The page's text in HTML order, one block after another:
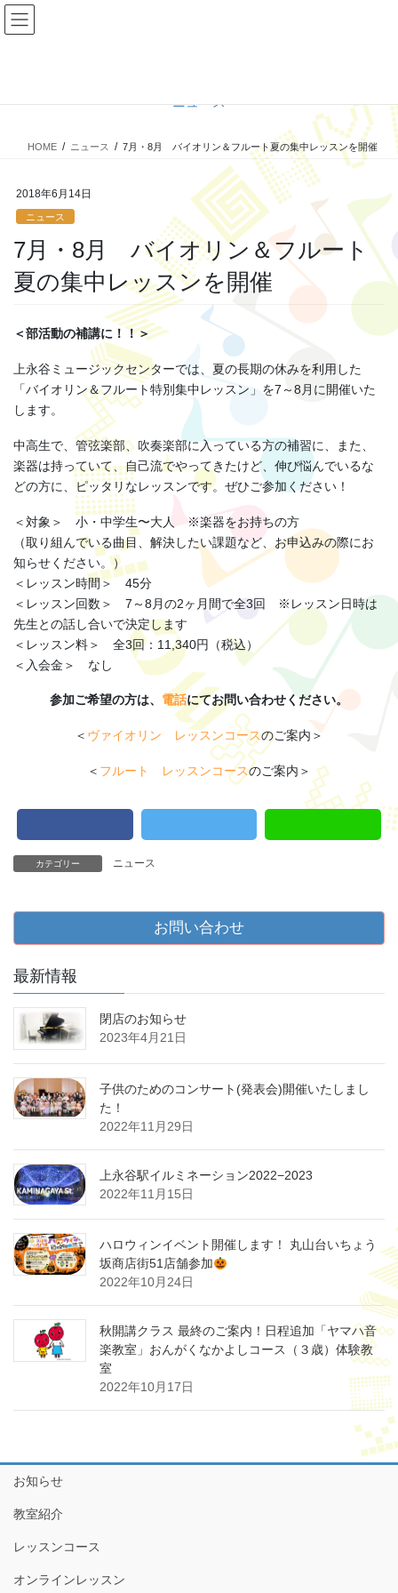
コ
ン
へ
ナ
ビ
ョ
ニュース
HOME ニュース 7月・8月 バイオリン＆フルート夏の集中レッスンを開催
2018年6月14日
ニュース
7月・8月 バイオリン＆フルート
夏の集中レッスンを開催
＜部活動の補講に！！＞
上永谷ミュージックセンターでは、夏の長期の休みを利用した
「バイオリン＆フルート特別集中レッスン」を7～8月に開催いた
します。
中高生で、管弦楽部、吹奏楽部に入っている方の補習に、また、
楽器は持っていて、自己流でやってきたけど、伸び悩んでいるな
どの方に、ピッタリなレッスンです。ぜひご参加ください！
＜対象＞ 小・中学生〜大人 ※楽器をお持ちの方
（取り組んでいる曲目、解決したい課題など、お申込みの際にお
知らせください。）
＜レッスン時間＞ 45分
＜レッスン回数＞ 7～8月の2ヶ月間で全3回 ※レッスン日時は
先生との話し合いで決定します
＜レッスン料＞ 全3回：11,340円（税込）
＜入会金＞ なし
参加ご希望の方は、 電話にてお問い合わせください。
＜ ヴァイオリン レッスンコースのご案内＞
＜ フルート レッスンコースのご案内＞
カテゴリー ニュース
お問い合わせ
最新情報
閉店のお知らせ
2023年4月21日
子供のためのコンサート(発表会)開催いたしまし
た！
2022年11月29日
上永谷駅イルミネーション2022−2023
2022年11月15日
ハロウィンイベント開催します！ 丸山台いちょう
坂商店街51店舗参加
2022年10月24日
秋開講クラス 最終のご案内！日程追加「ヤマハ音
楽教室」おんがくなかよしコース（３歳）体験教
室
2022年10月17日
お知らせ
教室紹介
レッスンコース
オンラインレッスン